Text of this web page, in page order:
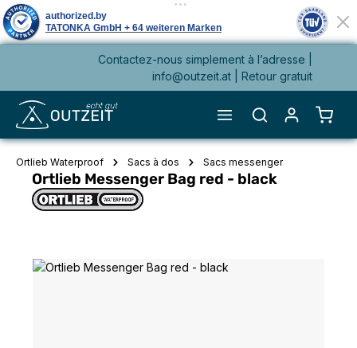
Contactez-nous simplement à l’adresse |
info@outzeit.at
| Retour gratuit
Le
Ortlieb Waterproof Sacs à dos Sacs messenger
Ortlieb Messenger Bag red - black
Ignorer la galerie d'images